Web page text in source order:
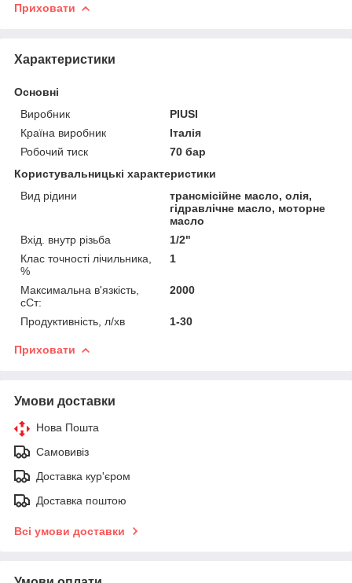
Приховати
Характеристики
Основні
Виробник
PIUSI
Країна виробник
Італія
Робочий тиск
70 бар
Користувальницькі характеристики
Вид рідини
трансмісійне масло, олія,
гідравлічне масло, моторне
масло
Вхід. внутр різьба
1/2"
Клас точності лічильника,
%
1
Максимальна в'язкість,
сСт:
2000
Продуктивність, л/хв 1-30
Приховати
Умови доставки
Нова Пошта
Самовивіз
Доставка кур'єром
Доставка поштою
Всі умови доставки